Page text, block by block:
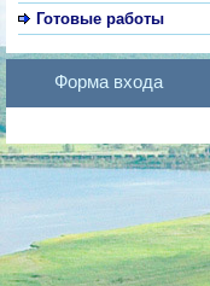
Готовые работы
Форма входа